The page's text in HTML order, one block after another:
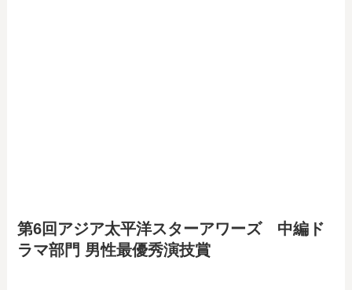
第6回アジア太平洋スターアワーズ 中編ド
ラマ部門 男性最優秀演技賞